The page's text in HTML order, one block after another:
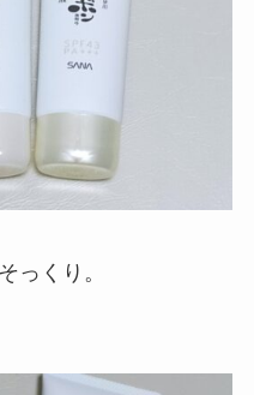
っくり。